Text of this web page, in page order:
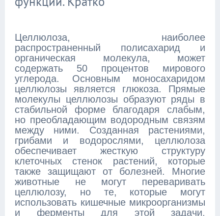
Целлюлоза, наиболее
распространенный полисахарид и
органическая молекула, может
содержать 50 процентов мирового
углерода. Основным моносахаридом
целлюлозы является глюкоза. Прямые
молекулы целлюлозы образуют ряды в
стабильной форме благодаря слабым,
но преобладающим водородным связям
между ними. Созданная растениями,
грибами и водорослями, целлюлоза
обеспечивает жесткую структуру
клеточных стенок растений, которые
также защищают от болезней. Многие
животные не могут переваривать
целлюлозу, но те, которые могут
использовать кишечные микроорганизмы
и ферменты для этой задачи.